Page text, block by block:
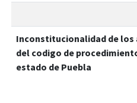
Inconstitucionalidad de los
del codigo de
estado de Puebla